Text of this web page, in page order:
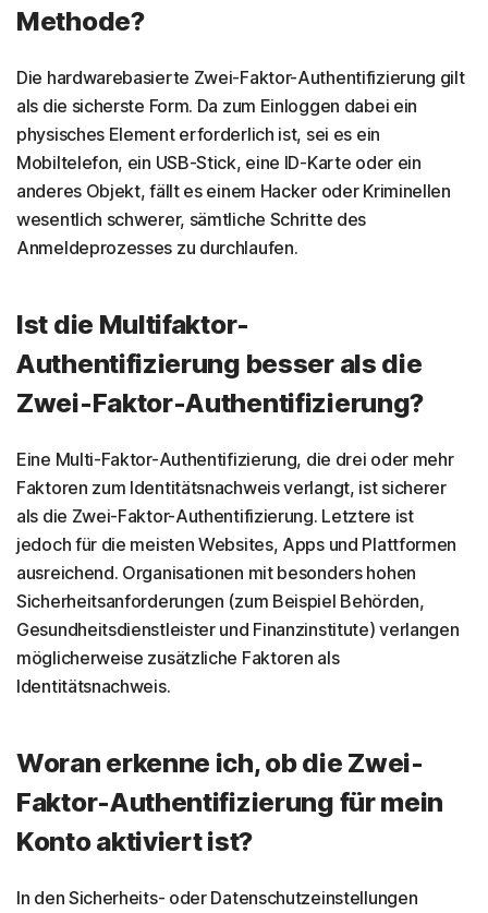
Methode?
Die hardwarebasierte Zwei-Faktor-Authentifizierung gilt
als die sicherste Form. Da zum Einloggen dabei ein
physisches Element erforderlich ist, sei es ein
Mobiltelefon, ein USB-Stick, eine ID-Karte oder ein
anderes Objekt, fällt es einem Hacker oder Kriminellen
wesentlich schwerer, sämtliche Schritte des
Anmeldeprozesses zu durchlaufen.
Ist die Multifaktor-
Authentifizierung besser als die
Zwei-Faktor-Authentifizierung?
Eine Multi-Faktor-Authentifizierung, die drei oder mehr
Faktoren zum Identitätsnachweis verlangt, ist sicherer
als die Zwei-Faktor-Authentifizierung. Letztere ist
jedoch für die meisten Websites, Apps und Plattformen
ausreichend. Organisationen mit besonders hohen
Sicherheitsanforderungen (zum Beispiel Behörden,
Gesundheitsdienstleister und Finanzinstitute) verlangen
möglicherweise zusätzliche Faktoren als
Identitätsnachweis.
Woran erkenne ich, ob die Zwei-
Faktor-Authentifizierung für mein
Konto aktiviert ist?
In den Sicherheits- oder Datenschutzeinstellungen